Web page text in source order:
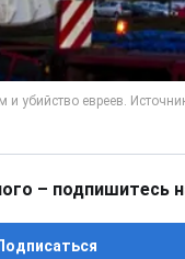
– подпишитесь